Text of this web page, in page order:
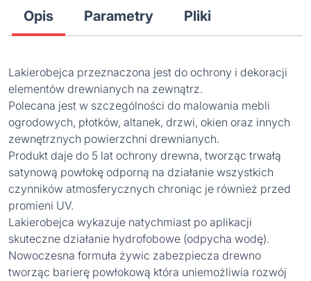
Opis Parametry Pliki
Lakierobejca przeznaczona jest do ochrony i dekoracji
elementów drewnianych na zewnątrz.
Polecana jest w szczególności do malowania mebli
ogrodowych, płotków, altanek, drzwi, okien oraz innych
zewnętrznych powierzchni drewnianych.
Produkt daje do 5 lat ochrony drewna, tworząc trwałą
satynową powłokę odporną na działanie wszystkich
czynników atmosferycznych chroniąc je również przed
promieni UV.
Lakierobejca wykazuje natychmiast po aplikacji
skuteczne działanie hydrofobowe (odpycha wodę).
Nowoczesna formuła żywic zabezpiecza drewno
tworząc barierę powłokową która uniemożliwia rozwój